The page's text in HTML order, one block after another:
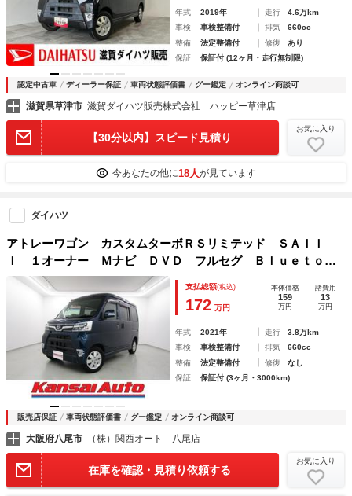
年式 2019年 走行
4.6万km
車検
車検整備付 排気
660cc
整備
法定整備付 修復
あり
保証
保証付 (12ヶ月・走行無制限)
認定中古車 ディーラー保証 車両状態評価書 グー鑑定 オンライン商談可
滋賀県草津市 滋賀ダイハツ販売株式会社 ハッピー草津店
【30分以内】スピード見積り
お気に入り
今あなたの他に18人が見ています
ダイハツ
アトレーワゴン カスタムターボＲＳリミテッド ＳＡＩＩ
Ｉ １オーナー Ｍナビ ＤＶＤ フルセグ Ｂｌｕｅｔｏｏ
ｔｈ ＵＳＢ Ａストップ Ｐガラス ドラレコ ＥＴＣ キ
ーレス Ｓアラーム 左側電動ドア 電格ミラー ＬＥＤヘッ
ド フォグ オートハイビーム ＡＢＳ
支払総額(税込)
172 万円
本体価格
159
万円
諸費用
13
万円
年式 2021年 走行
3.8万km
車検
車検整備付 排気
660cc
整備
法定整備付 修復
なし
保証
保証付 (3ヶ月・3000km)
販売店保証 車両状態評価書 グー鑑定 オンライン商談可
大阪府八尾市 （株）関西オート 八尾店
在庫を確認・見積り依頼する
お気に入り